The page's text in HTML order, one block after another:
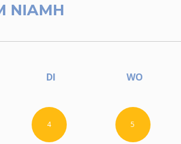
NIAMH
DI WO
4 5